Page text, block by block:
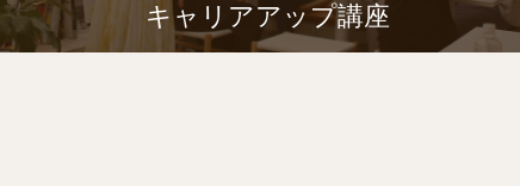
キャリアアップ講座